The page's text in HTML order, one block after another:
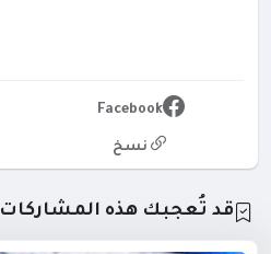
Facebook
نسخ
قد تُعجبك هذه المشاركات